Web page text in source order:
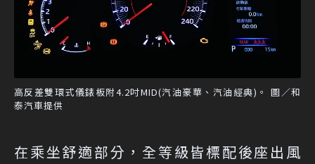
高反差雙環式儀錶板附4.2吋MID(汽油豪華、汽油經典)。 圖／和
泰汽車提供
在乘坐舒適部分，全等級皆標配後座出風